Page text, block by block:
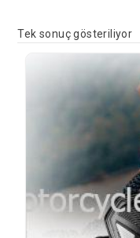
Tek sonuç gösteriliyor